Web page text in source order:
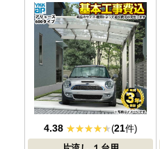
4.38 (21件)